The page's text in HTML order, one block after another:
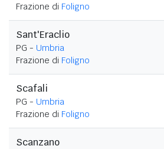
Frazione di Foligno
Sant'Eraclio
PG - Umbria
Frazione di Foligno
Scafali
PG - Umbria
Frazione di Foligno
Scanzano